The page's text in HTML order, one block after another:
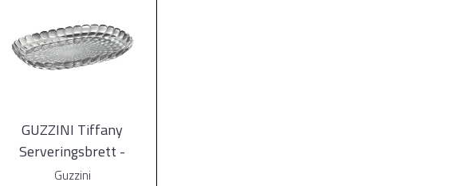
GUZZINI Tiffany
Serveringsbrett -
Himmelgrå 45 x 31 cm
Guzzini